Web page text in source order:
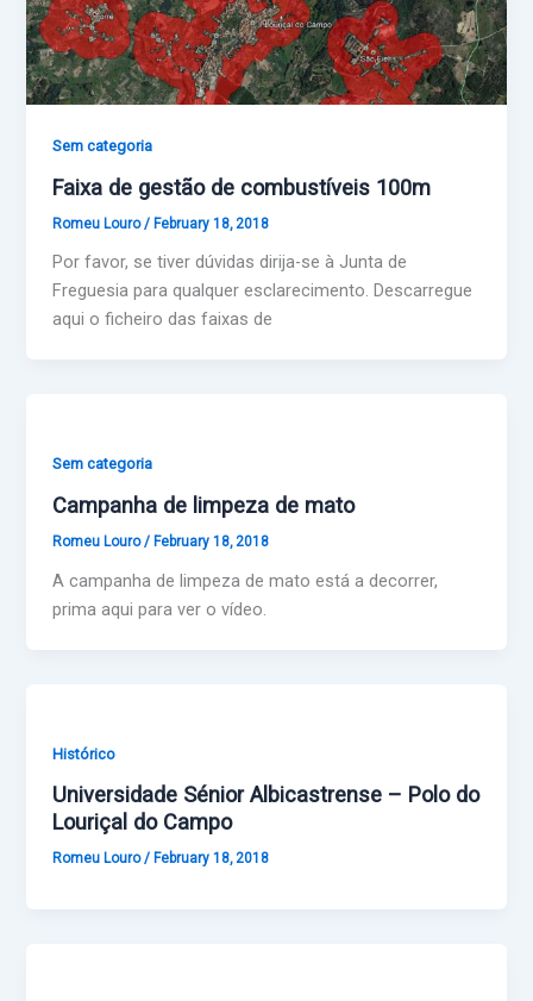
Sem categoria
Faixa de gestão de combustíveis 100m
Romeu Louro/ February 18, 2018
Por favor, se tiver dúvidas dirija-se à Junta de
Freguesia para qualquer esclarecimento. Descarregue
aqui o ficheiro das faixas de
Sem categoria
Campanha de limpeza de mato
Romeu Louro/ February 18, 2018
A campanha de limpeza de mato está a decorrer,
prima aqui para ver o vídeo.
Histórico
Universidade Sénior Albicastrense – Polo do
Louriçal do Campo
Romeu Louro/ February 18, 2018